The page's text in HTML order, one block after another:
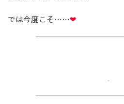
では今度こそ……❤